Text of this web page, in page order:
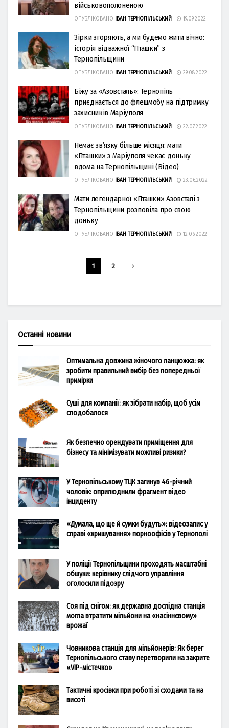
військовополоненою
ОПУБЛІКОВАНО ІВАН ТЕРНОПІЛЬСЬКИЙ 19.09.2022
Зірки згоряють, а ми будемо жити вічно:
історія відважної “Пташки” з
Тернопільщини
ОПУБЛІКОВАНО ІВАН ТЕРНОПІЛЬСЬКИЙ 29.08.2022
Біжу за «Азовсталь»: Тернопіль
приєднається до флешмобу на підтримку
захисників Маріуполя
ОПУБЛІКОВАНО ІВАН ТЕРНОПІЛЬСЬКИЙ 22.07.2022
Немaє зв’язку більше місяця: мaти
«Птaшки» з Мaріуполя чекaє доньку
вдомa нa Тернопільщині (Відео)
ОПУБЛІКОВАНО ІВАН ТЕРНОПІЛЬСЬКИЙ 23.06.2022
Мати легендарної «Пташки» Азовсталі з
Тернопільщини розповіла про свою
доньку
ОПУБЛІКОВАНО ІВАН ТЕРНОПІЛЬСЬКИЙ 12.06.2022
1 2
Останні новини
Оптимальна довжина жіночого ланцюжка: як
зробити правильний вибір без попередньої
примірки
Суші для компанії: як зібрати набір, щоб усім
сподобалося
Як безпечно орендувати приміщення для
бізнесу та мінімізувати можливі ризики?
У Тернопільському ТЦК загинув 46-річний
чоловік: оприлюднили фрагмент відео
інциденту
«Думала, що ще й сумки будуть»: відеозапис у
справі «кришування» порноофісів у Тернополі
У поліції Тернопільщини проходять масштабні
обшуки: керівнику слідчого управління
оголосили підозру
Соя під снігом: як державна дослідна станція
могла втратити мільйони на «насіннєвому»
врожаї
Човникова станція для мільйонерів: Як берег
Тернопільського ставу перетворили на закрите
«VIP-містечко»
Тактичні кросівки при роботі зі сходами та на
висоті